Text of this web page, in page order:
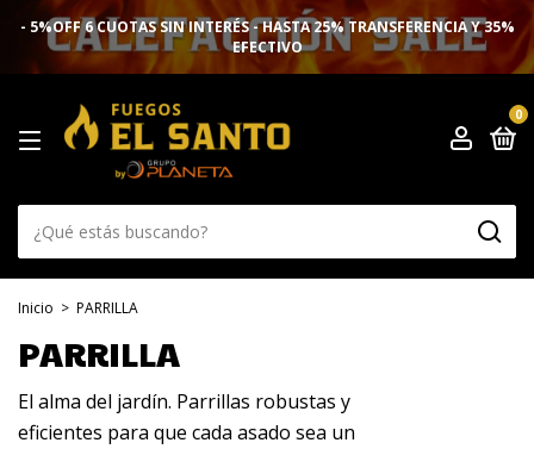
- 5%OFF 6 CUOTAS SIN INTERÉS - HASTA 25% TRANSFERENCIA Y 35%
EFECTIVO
0
Inicio > PARRILLA
PARRILLA
El alma del jardín. Parrillas robustas y
eficientes para que cada asado sea un